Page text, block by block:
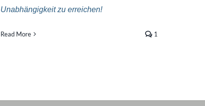
Unabhängigkeit zu erreichen!
Read More 1